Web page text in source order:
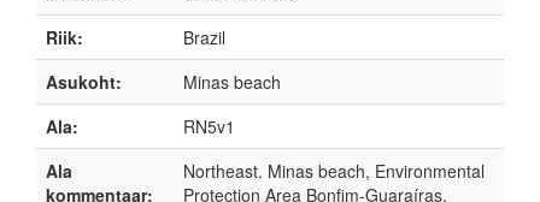
Riik:
Brazil
Asukoht:
Minas beach
Ala:
RN5v1
Ala
kommentaar:
Northeast. Minas beach, Environmental
Protection Area Bonfim-Guaraíras,